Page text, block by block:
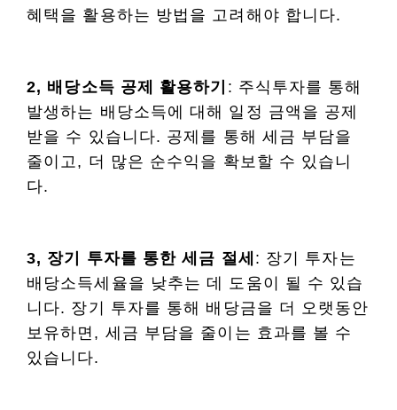
혜택을 활용하는 방법을 고려해야 합니다.
2, 배당소득 공제 활용하기 : 주식투자를 통해
발생하는 배당소득에 대해 일정 금액을 공제
받을 수 있습니다. 공제를 통해 세금 부담을
줄이고, 더 많은 순수익을 확보할 수 있습니
다.
3, 장기 투자를 통한 세금 절세 : 장기 투자는
배당소득세율을 낮추는 데 도움이 될 수 있습
니다. 장기 투자를 통해 배당금을 더 오랫동안
보유하면, 세금 부담을 줄이는 효과를 볼 수
있습니다.